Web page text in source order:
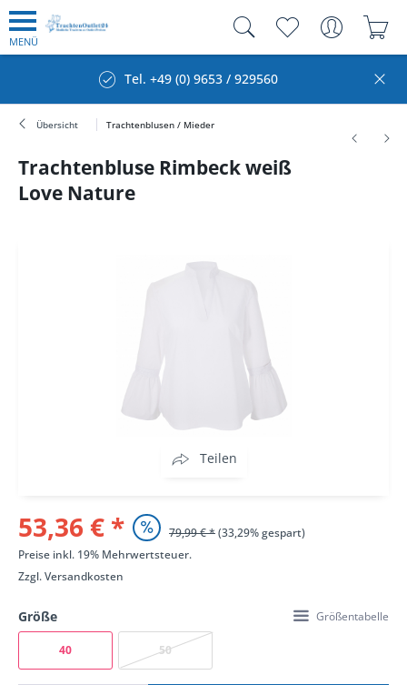
MENÜ
Tel. +49 (0) 9653 / 929560
Übersicht Trachtenblusen / Mieder
Trachtenbluse Rimbeck weiß
Love Nature
Teilen
53,36 € * 79,99 € *(33,29% gespart)
Preise inkl. 19% Mehrwertsteuer.
Zzgl.Versandkosten
Größe Größentabelle
40 50